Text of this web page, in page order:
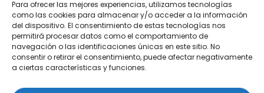
Para ofrecer las mejores experiencias, utilizamos tecnologías
como las cookies para almacenar y/o acceder a la información
del dispositivo. El consentimiento de estas tecnologías nos
permitirá procesar datos como el comportamiento de
navegación o las identificaciones únicas en este sitio. No
consentir o retirar el consentimiento, puede afectar negativamente
a ciertas características y funciones.
Suscríbete a nuestra Newsletter
SUSCRÍBETE AQUÍ